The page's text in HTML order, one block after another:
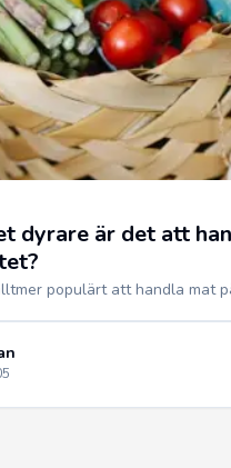
dyrare är det att
populärt att handla mat